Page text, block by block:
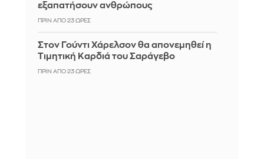
εξαπατήσουν ανθρώπους
ΠΡΙΝ ΑΠΌ 23 ΏΡΕΣ
Στον Γούντι Χάρελσον θα απονεμηθεί η
Τιμητική Καρδιά του Σαράγεβο
ΠΡΙΝ ΑΠΌ 23 ΏΡΕΣ